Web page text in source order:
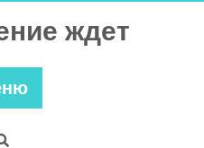
ждет